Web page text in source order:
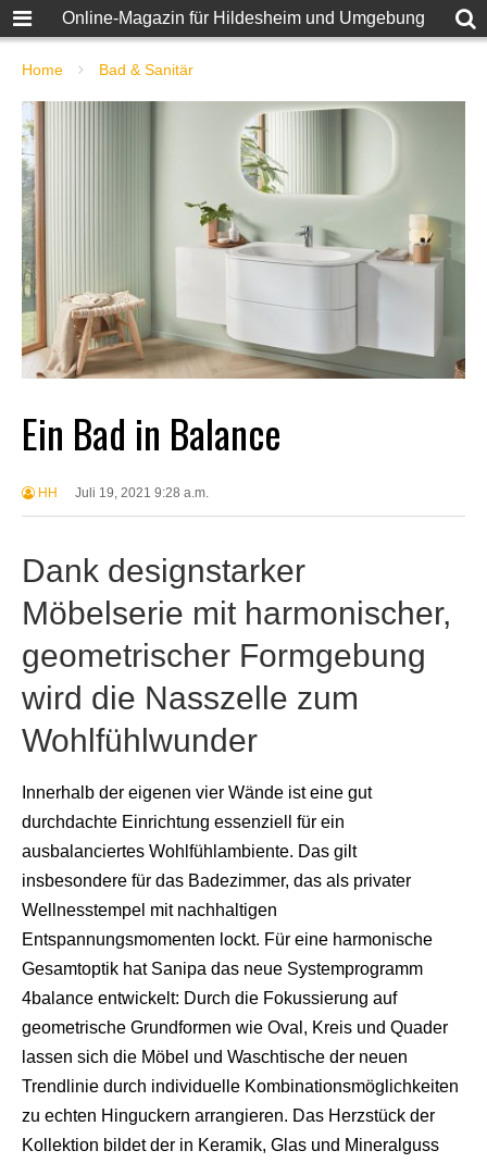
Online-Magazin für Hildesheim und Umgebung
Home Bad & Sanitär
Ein Bad in Balance
HH Juli 19, 2021 9:28 a.m.
Dank designstarker
Möbelserie mit harmonischer,
geometrischer Formgebung
wird die Nasszelle zum
Wohlfühlwunder
Innerhalb der eigenen vier Wände ist eine gut
durchdachte Einrichtung essenziell für ein
ausbalanciertes Wohlfühlambiente. Das gilt
insbesondere für das Badezimmer, das als privater
Wellnesstempel mit nachhaltigen
Entspannungsmomenten lockt. Für eine harmonische
Gesamtoptik hat Sanipa das neue Systemprogramm
4balance entwickelt: Durch die Fokussierung auf
geometrische Grundformen wie Oval, Kreis und Quader
lassen sich die Möbel und Waschtische der neuen
Trendlinie durch individuelle Kombinationsmöglichkeiten
zu echten Hinguckern arrangieren. Das Herzstück der
Kollektion bildet der in Keramik, Glas und Mineralguss